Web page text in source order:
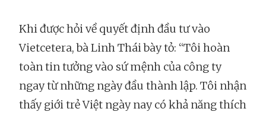
Khi được hỏi về quyết định đầu tư vào
Vietcetera, bà Linh Thái bày tỏ: “Tôi hoàn
toàn tin tưởng vào sứ mệnh của công ty
ngay từ những ngày đầu thành lập. Tôi nhận
thấy giới trẻ Việt ngày nay có khả năng thích